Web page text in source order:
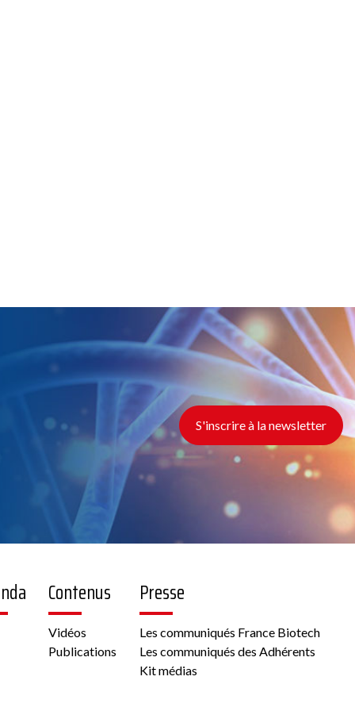
S'inscrire à la newsletter
Contenus
Vidéos
Publications
Presse
Les communiqués France Biotech
Les communiqués des Adhérents
Kit médias